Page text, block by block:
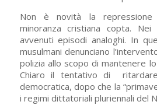
Non è novità la repressione
minoranza cristiana copta.
avvenuti episodi analoghi. In
musulmani denunciano
polizia allo scopo di mantenere
Chiaro il tentativo di ritardare
democratica, dopo che la
i regimi dittatoriali pluriennali del